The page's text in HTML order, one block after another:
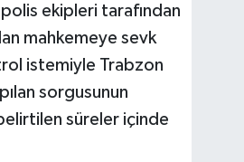
ekipleri tarafından
mahkemeye sevk
istemiyle Trabzon
sorgusunun
süreler içinde